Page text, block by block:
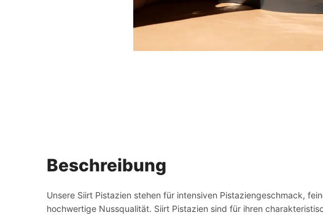
Beschreibung
Unsere Siirt Pistazien stehen für intensiven Pistaziengeschmack,
hochwertige Nussqualität. Siirt Pistazien sind für ihren